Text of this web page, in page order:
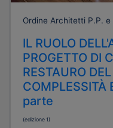
Ordine Architetti P.P. e
IL RUOLO
PROGETTO DI
RESTAURO
COMPLESSITÀ
parte
(edizione 1)